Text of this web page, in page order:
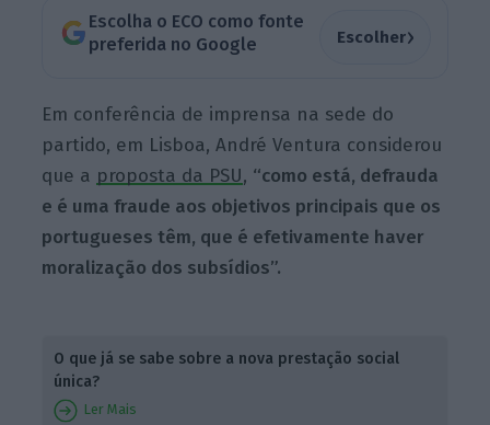
Escolha o ECO como fonte
preferida no Google
Escolher›
Em conferência de imprensa na sede do
partido, em Lisboa, André Ventura considerou
que a proposta da PSU, “como está, defrauda
e é uma fraude aos objetivos principais que os
portugueses têm, que é efetivamente haver
moralização dos subsídios”.
O que já se sabe sobre a nova prestação social
única?
Ler Mais